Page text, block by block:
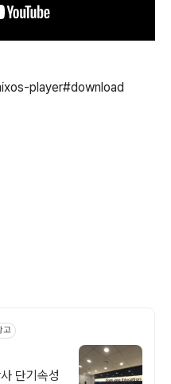
player#download
고
단기속성